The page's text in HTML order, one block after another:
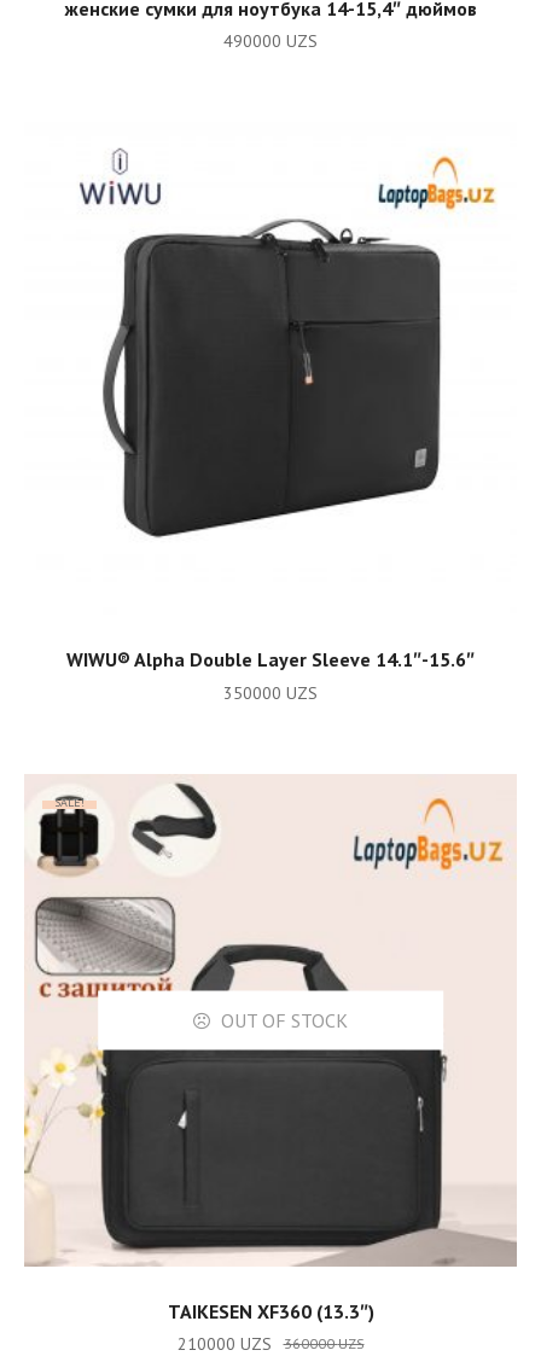
женские сумки для ноутбука 14-15,4″ дюймов
490000 UZS
ADD TO CART
WIWU®️ Alpha Double Layer Sleeve 14.1″-15.6″
350000 UZS
OUT OF STOCK
SALE!
READ MORE
TAIKESEN XF360 (13.3″)
360000UZS
210000 UZS